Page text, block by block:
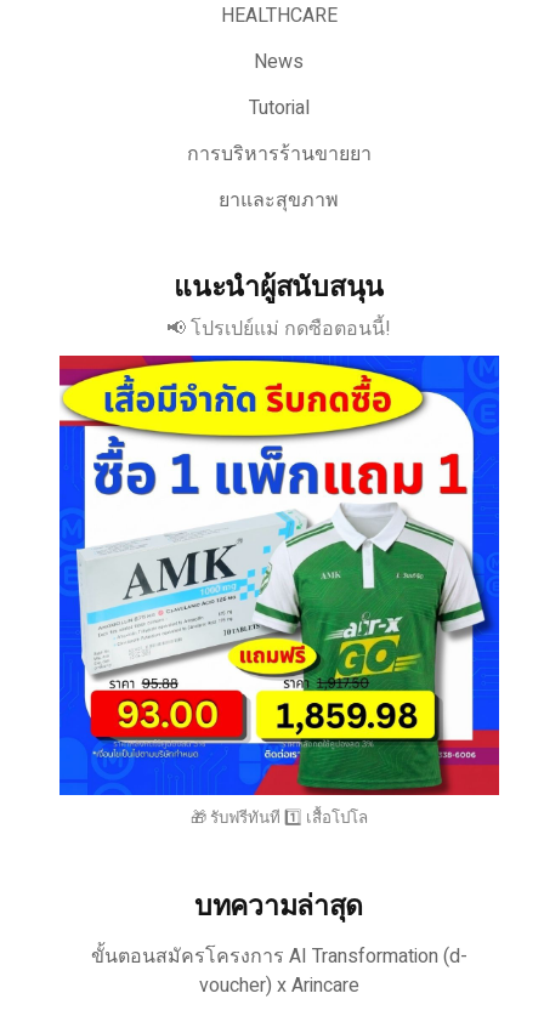
HEALTHCARE
News
Tutorial
การบริหารร้านขายยา
ยาและสุขภาพ
แนะนำผู้สนับสนุน
📢 โปรเปย์แม่ กดซือตอนนี้!
🎁 รับฟรีทันที 1️⃣ เสื้อโปโล
บทความล่าสุด
ขั้นตอนสมัครโครงการ AI Transformation (d-
voucher) x Arincare